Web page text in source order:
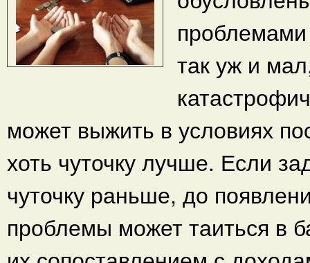
так уж и
может выжить в условиях
хоть чуточку лучше. Если
чуточку раньше, до
проблемы может таиться в